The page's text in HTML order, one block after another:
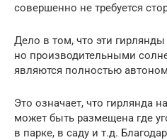
совершенно не требуется
Дело в том, что эти
но производительными
являются полностью
Это означает, что гирлянда
может быть размещена где
в парке, в саду и т.д.